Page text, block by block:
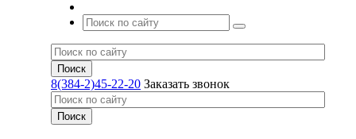
8(384-2)45-22-20 Заказать звонок